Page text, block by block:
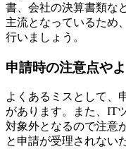
書、会社の決算書類な
主流となっているため
行いましょう。
申請時の注意点や
よくあるミスとして、
があります。また、IT
対象外となるので注意
と申請が受理されない